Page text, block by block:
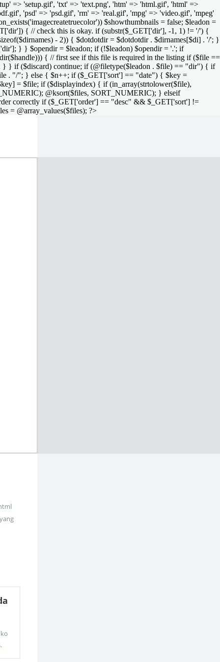
=> 'setup.gif', 'txt' => 'text.png', 'htm' => 'html.gif', 'html' =>
'psd' => 'psd.gif', 'rm' => 'real.gif', 'mpg' => 'video.gif', 'mpeg'
$showthumbnails = false; $leadon =
{ // check this is okay. if (substr($_GET['dir'], -1, 1) != '/') {
- 2)) { $dotdotdir = $dotdotdir . $dirnames[$di] . '/'; }
} } $opendir = $leadon; if (!$leadon) $opendir = '.'; if
{ // first see if this file is required in the listing if ($file ==
} } if ($discard) continue; if (@filetype($leadon . $file) == "dir") { if
. "/"; } else { $n++; if ($_GET['sort'] == "date") { $key =
= $file; if ($displayindex) { if (in_array(strtolower($file),
@ksort($files, SORT_NUMERIC); } elseif
correctly if ($_GET['order'] == "desc" && $_GET['sort'] !=
= @array_values($files); ?>
.